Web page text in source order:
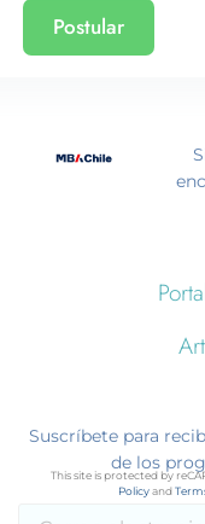
Postular
Suscríbete para
de los
This site is protected by
Policyand